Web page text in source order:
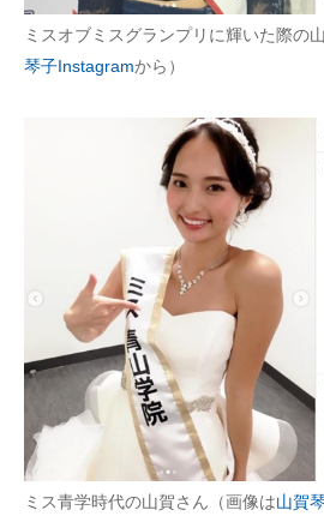
経営リーダーのコミュニティ
ITエンジニア向け専門サイト
企業向けIT製品の総合サイト
IT製品の技術・比較・事例
製造業のIT導入・活用を支援
モノづくり技術者専門サイト
エレクトロニクス専門サイト
電子設計の基本と応用
エネルギーの専門メディア
ミスオブミスグランプリに輝いた際の
琴子Instagramから）
ミス青学時代の山賀さん（画像は山賀